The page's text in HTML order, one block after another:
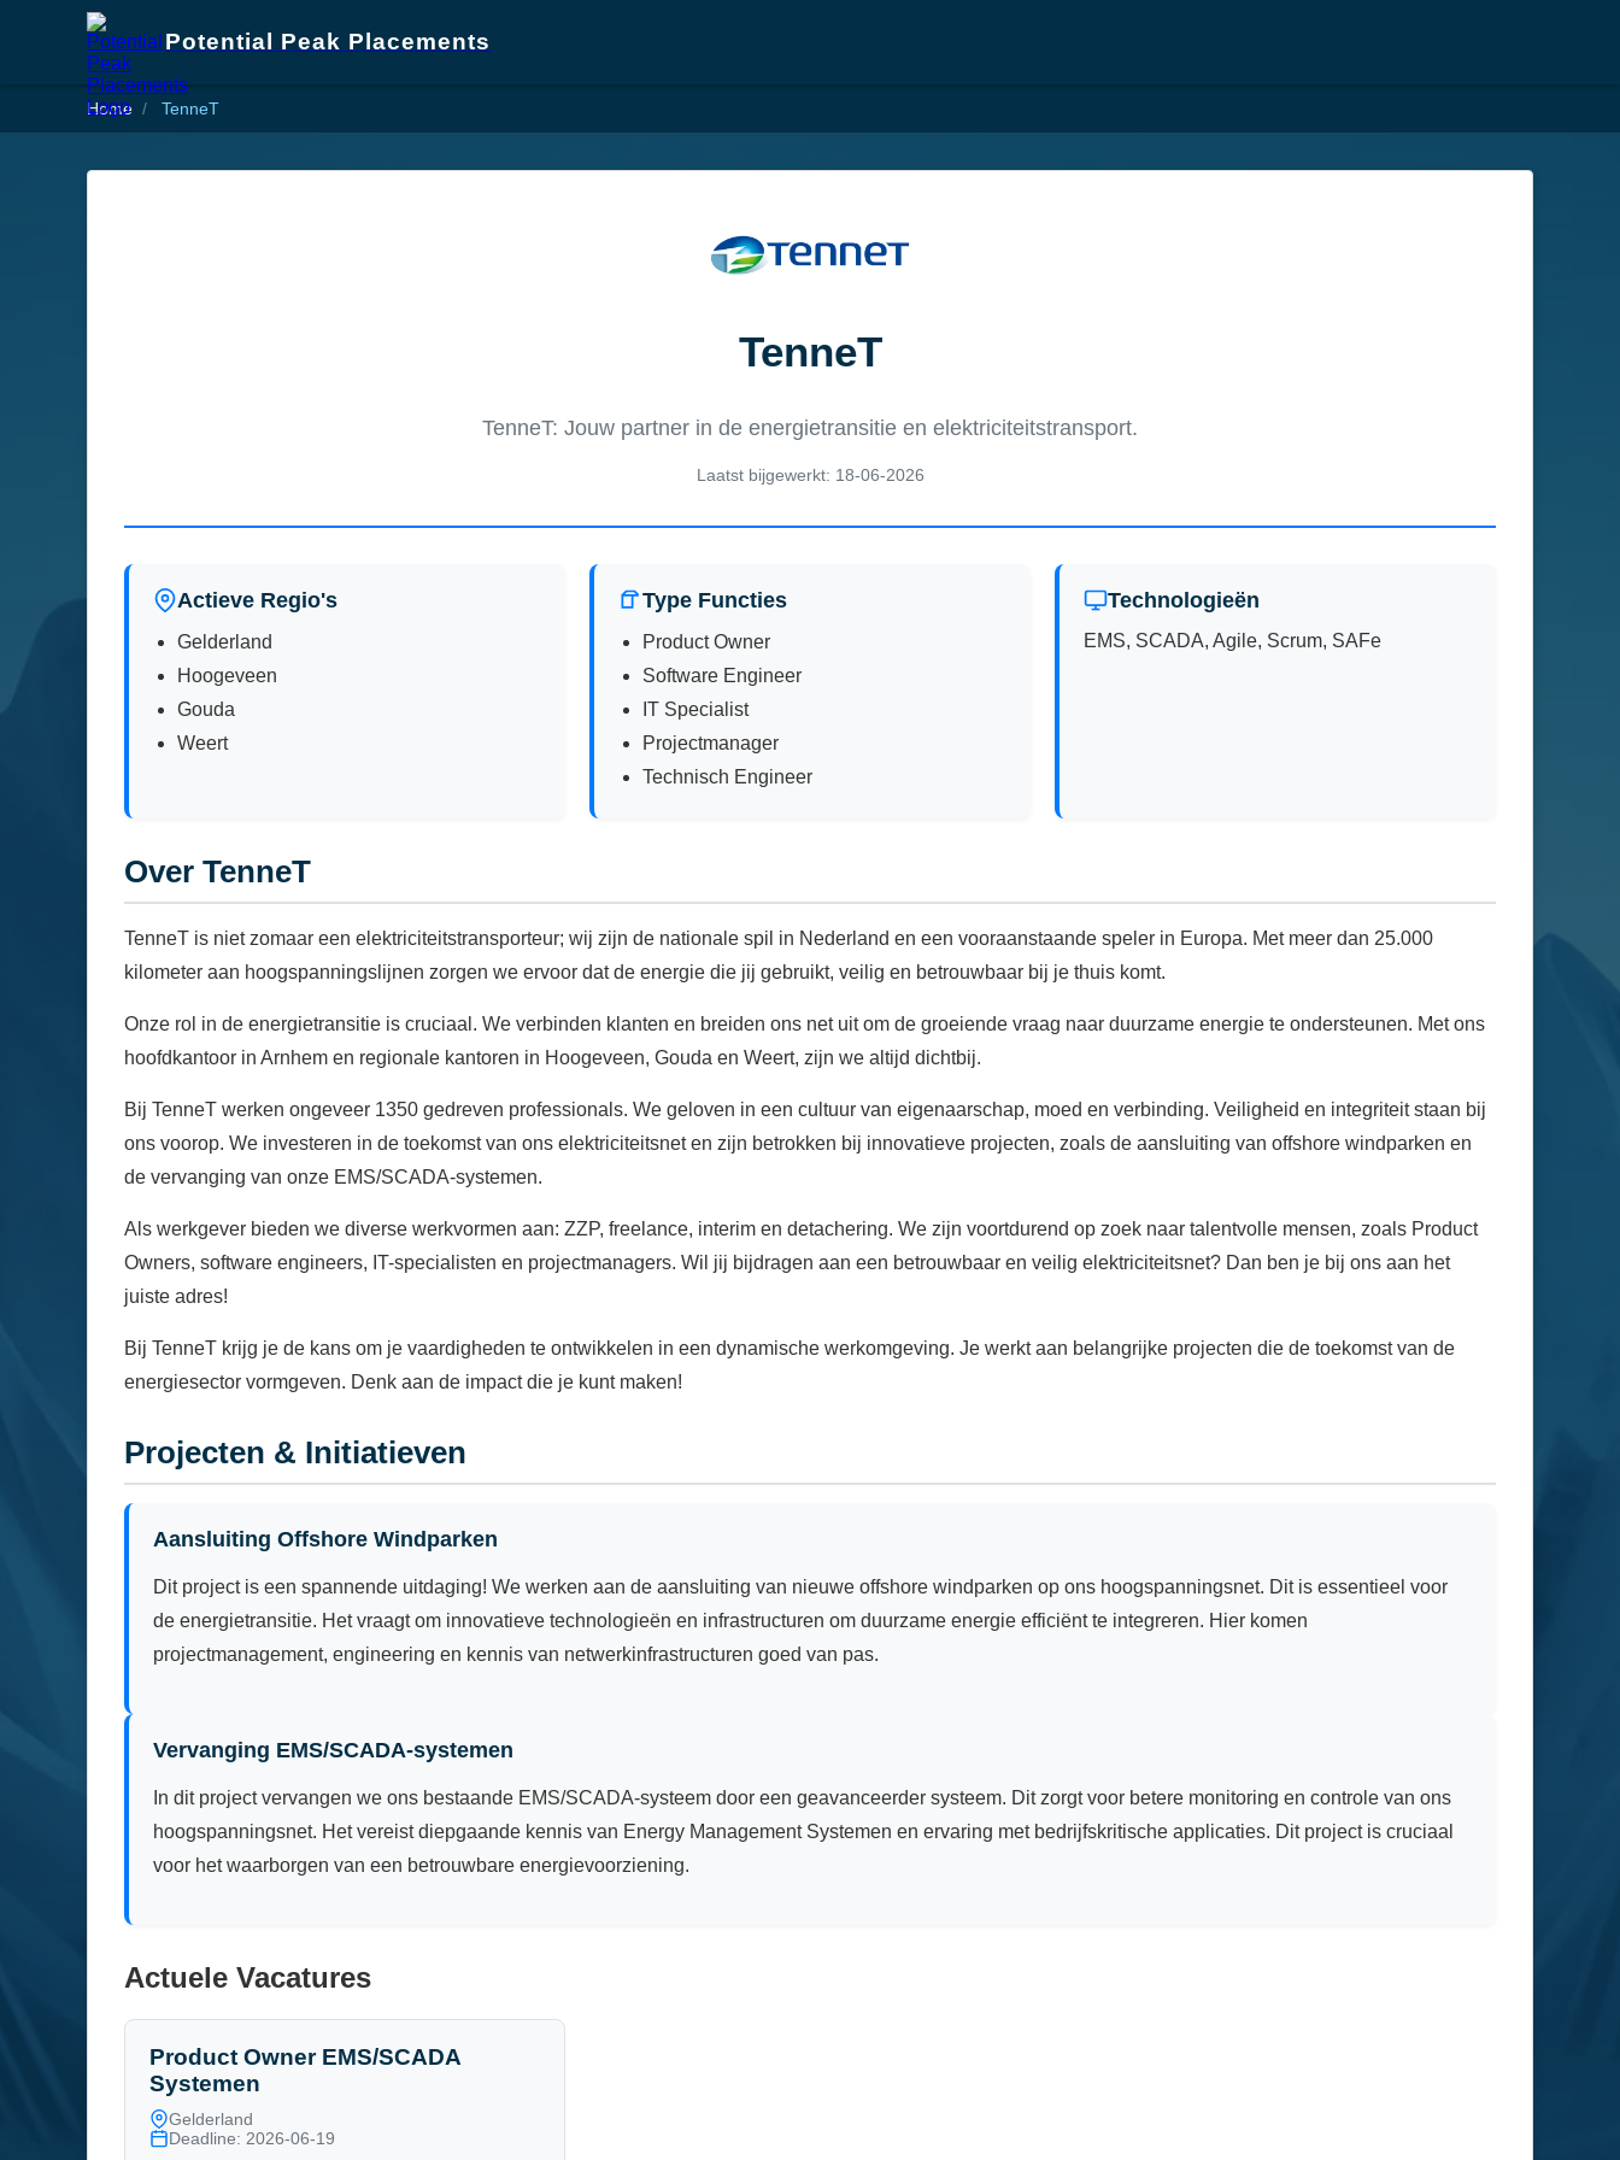
Potential Peak Placements
Home TenneT
TenneT
TenneT: Jouw partner in de energietransitie en elektriciteitstransport.
Laatst bijgewerkt: 18-06-2026
Actieve Regio's
Gelderland
Hoogeveen
Gouda
Weert
Type Functies
Product Owner
Software Engineer
IT Specialist
Projectmanager
Technisch Engineer
Technologieën
EMS, SCADA, Agile, Scrum, SAFe
Over TenneT
TenneT is niet zomaar een elektriciteitstransporteur; wij zijn de nationale spil in Nederland en een vooraanstaande speler in Europa. Met meer dan 25.000
kilometer aan hoogspanningslijnen zorgen we ervoor dat de energie die jij gebruikt, veilig en betrouwbaar bij je thuis komt.
Onze rol in de energietransitie is cruciaal. We verbinden klanten en breiden ons net uit om de groeiende vraag naar duurzame energie te ondersteunen. Met ons
hoofdkantoor in Arnhem en regionale kantoren in Hoogeveen, Gouda en Weert, zijn we altijd dichtbij.
Bij TenneT werken ongeveer 1350 gedreven professionals. We geloven in een cultuur van eigenaarschap, moed en verbinding. Veiligheid en integriteit staan bij
ons voorop. We investeren in de toekomst van ons elektriciteitsnet en zijn betrokken bij innovatieve projecten, zoals de aansluiting van offshore windparken en
de vervanging van onze EMS/SCADA-systemen.
Als werkgever bieden we diverse werkvormen aan: ZZP, freelance, interim en detachering. We zijn voortdurend op zoek naar talentvolle mensen, zoals Product
Owners, software engineers, IT-specialisten en projectmanagers. Wil jij bijdragen aan een betrouwbaar en veilig elektriciteitsnet? Dan ben je bij ons aan het
juiste adres!
Bij TenneT krijg je de kans om je vaardigheden te ontwikkelen in een dynamische werkomgeving. Je werkt aan belangrijke projecten die de toekomst van de
energiesector vormgeven. Denk aan de impact die je kunt maken!
Projecten & Initiatieven
Aansluiting Offshore Windparken
Dit project is een spannende uitdaging! We werken aan de aansluiting van nieuwe offshore windparken op ons hoogspanningsnet. Dit is essentieel voor
de energietransitie. Het vraagt om innovatieve technologieën en infrastructuren om duurzame energie efficiënt te integreren. Hier komen
projectmanagement, engineering en kennis van netwerkinfrastructuren goed van pas.
Vervanging EMS/SCADA-systemen
In dit project vervangen we ons bestaande EMS/SCADA-systeem door een geavanceerder systeem. Dit zorgt voor betere monitoring en controle van ons
hoogspanningsnet. Het vereist diepgaande kennis van Energy Management Systemen en ervaring met bedrijfskritische applicaties. Dit project is cruciaal
voor het waarborgen van een betrouwbare energievoorziening.
Actuele Vacatures
Product Owner EMS/SCADA
Systemen
Gelderland
Deadline: 2026-06-19